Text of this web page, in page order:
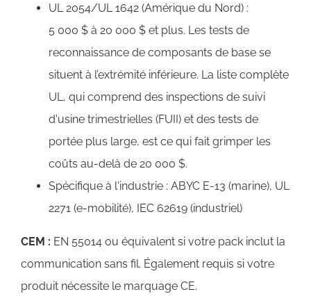
UL 2054/UL 1642 (Amérique du Nord) :
5 000 $ à 20 000 $ et plus. Les tests de
reconnaissance de composants de base se
situent à l’extrémité inférieure. La liste complète
UL, qui comprend des inspections de suivi
d'usine trimestrielles (FUII)​ et des tests de
portée plus large, est ce qui fait grimper les
coûts au-delà de 20 000 $.
Spécifique à l'industrie : ABYC E-13 (marine), UL
2271 (e-mobilité), IEC 62619 (industriel)
CEM : EN 55014 ou équivalent si votre pack inclut la
communication sans fil. Également requis si votre
produit nécessite le marquage CE.